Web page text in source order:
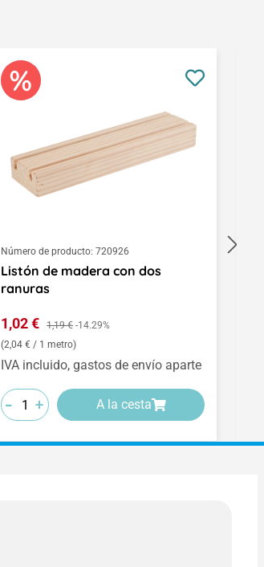
Número de producto: 720926
Listón de madera con dos
ranuras
Precio de venta:
1,02 € Precio normal:
1,19 € -14.29%
(2,04 € / 1 metro)
IVA incluido, gastos de envío aparte
-
-
- +
+
+ A la cesta